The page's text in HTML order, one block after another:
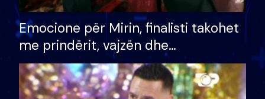
Emocione për Mirin, finalisti takohet
me prindërit, vajzën dhe
bashkëshorten: S’kemi ndonjë letër
divorci apo jo?